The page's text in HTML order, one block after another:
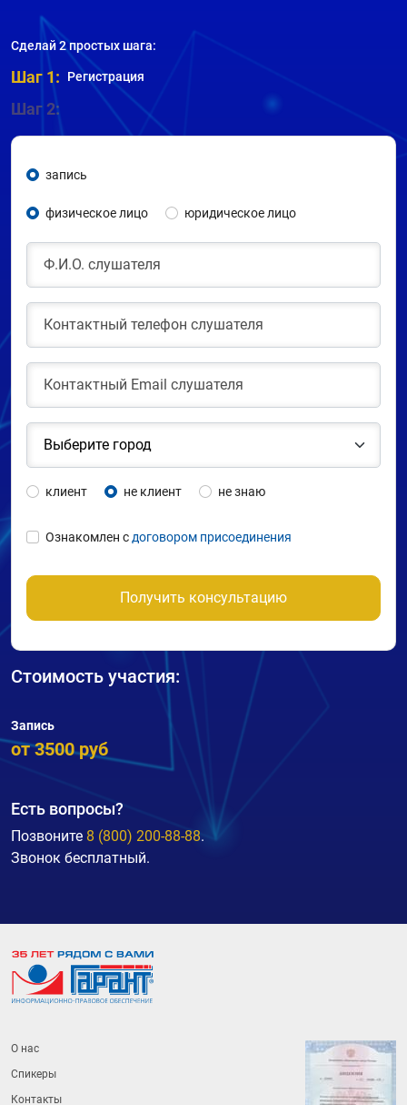
Сделай 2 простых шага:
Шаг 1: Регистрация
Шаг 2:
запись
физическое лицо юридическое лицо
клиент не клиент не знаю
Ознакомлен с договором присоединения
Получить консультацию
Стоимость участия:
Запись
от 3500 руб
Есть вопросы?
Позвоните 8 (800) 200-88-88.
Звонок бесплатный.
О нас
Спикеры
Контакты